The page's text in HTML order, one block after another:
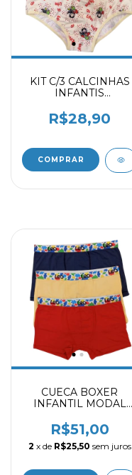
KIT C/3 CALCINHAS
INFANTIS
2070903
R$28,90
COMPRAR
CUECA BOXER
INFANTIL MODAL
- AMARELO -
VERMELHO 2031403
R$51,00
2 x de R$25,50 sem juros